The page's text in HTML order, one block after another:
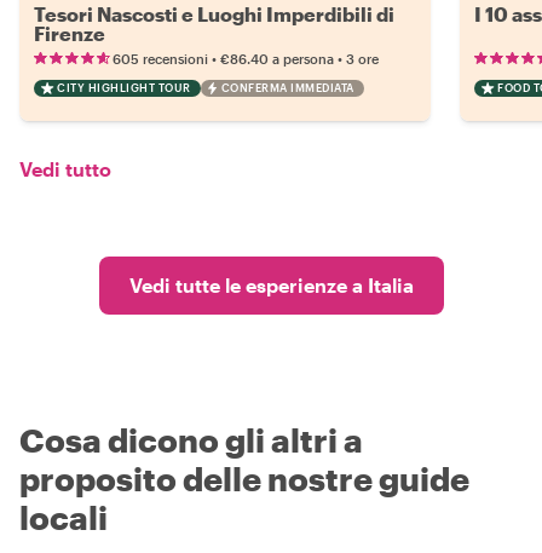
Tesori Nascosti e Luoghi Imperdibili di
Firenze
605 recensioni • €86.40 a persona • 3 ore
CITY HIGHLIGHT TOUR CONFERMA IMMEDIATA
I 10
FOOD
Vedi tutto
Vedi tutte le esperienze a Italia
Cosa dicono gli altri a
proposito delle nostre guide
locali